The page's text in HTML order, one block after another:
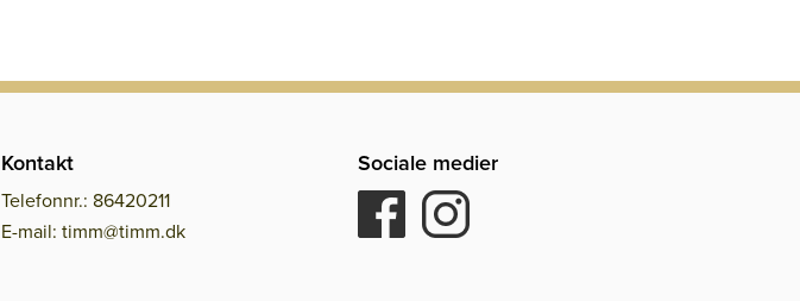
Kontakt
Telefonnr.: 86420211
E-mail: timm@timm.dk
Sociale medier